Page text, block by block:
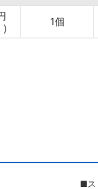
)
1個
■ス